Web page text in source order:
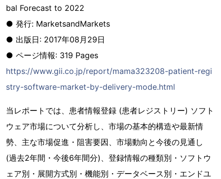
bal Forecast to 2022
● 発行: MarketsandMarkets
● 出版日: 2017年08月29日
● ページ情報: 319 Pages
https://www.gii.co.jp/report/mama323208-patient-regi
stry-software-market-by-delivery-mode.html
当レポートでは、患者情報登録 (患者レジストリー) ソフト
ウェア市場について分析し、市場の基本的構造や最新情
勢、主な市場促進・阻害要因、市場動向と今後の見通し
(過去2年間・今後6年間分)、登録情報の種類別・ソフトウ
ェア別・展開方式別・機能別・データベース別・エンドユ